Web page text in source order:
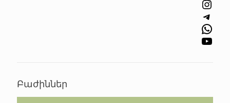
Instagram
Telegram
WhatsApp
YouTube
Բաժիններ